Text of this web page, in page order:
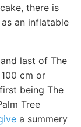
there is
an inflatable
last of The
cm or
being The
Tree
a summery